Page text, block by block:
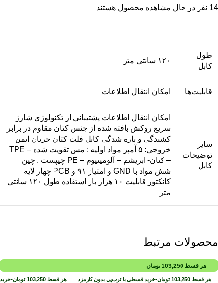
14 نفر در حال مشاهده محصول هستند
طول
کابل
۱۲۰ سانتی متر
قابلیت‌ها امکان انتقال اطلاعات
سایر
توضیحات
کابل
امکان انتقال اطلاعات پشتیبانی از تکنولوژی شارژ
سریع روکش بافته شده از جنس کتان مقاوم در برابر
کشیدگی و پاره شدگی کابل فلت کتان جریان ایمن
خروجی: ۵ آمپر مواد اولیه : مس تقویت شده – TPE
– کتان- ابریشم – آلومینیوم – PE چیپست : چین
شش مواد با GND و امتیاز ۹۱ و PCB چهار لایه
کانکتور قابلیت ۱۰ هزار بار استفاده طول ۱۲۰ سانتی
متر
محصولات مرتبط
هر قسط 103,250 تومان
هر قسط 103,250 تومان•خرید قسطی با ترب‌پی بدون کارمزد هر قسط 103,250 تومان•خرید